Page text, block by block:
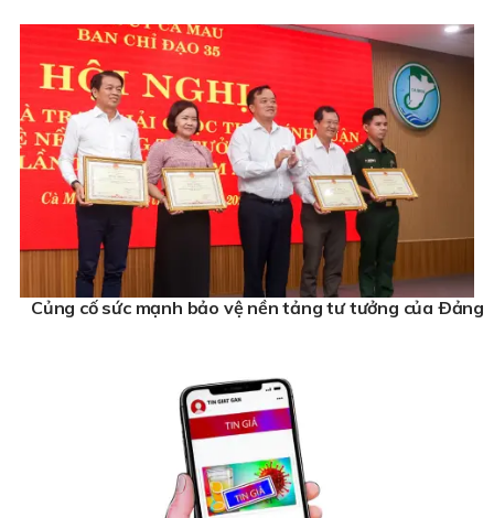
Củng cố sức mạnh bảo vệ nền tảng tư tưởng của Ðảng